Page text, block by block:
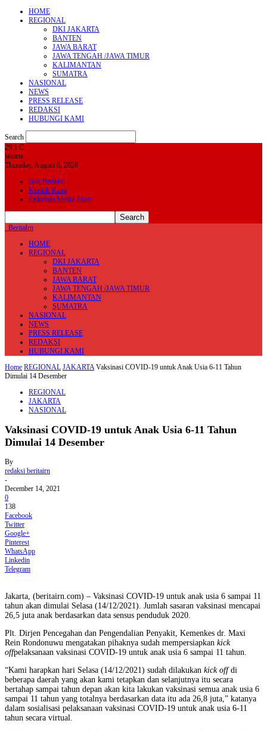
HOME
REGIONAL
DKI JAKARTA
BANTEN
JAWA BARAT
JAWA TENGAH /JAWA TIMUR
KALIMANTAN
SUMATRA
NASIONAL
NEWS
PRESS RELEASE
REDAKSI
HUBUNGI KAMI
Search
29.1 C
jakarta
Thursday, August 6, 2026
Box Redaksi
Kontak Kami
Pedoman Media Siber
BeritaIrn
HOME
REGIONAL
DKI JAKARTA
BANTEN
JAWA BARAT
JAWA TENGAH /JAWA TIMUR
KALIMANTAN
SUMATRA
NASIONAL
NEWS
PRESS RELEASE
REDAKSI
HUBUNGI KAMI
Home REGIONAL JAKARTA Vaksinasi COVID-19 untuk Anak Usia 6-11 Tahun
Dimulai 14 Desember
REGIONAL
JAKARTA
NASIONAL
Vaksinasi COVID-19 untuk Anak Usia 6-11 Tahun
Dimulai 14 Desember
By
redaksi beritairn
-
December 14, 2021
0
138
Facebook
Twitter
Google+
Pinterest
WhatsApp
Linkedin
Telegram
Jakarta, (beritairn.com) – Vaksinasi COVID-19 untuk anak usia 6 sampai 11
tahun akan dimulai Selasa (14/12/2021). Jumlah sasaran vaksinasi mencapai
26,5 juta anak berdasarkan data sensus penduduk 2020.
Plt. Dirjen Pencegahan dan Pengendalian Penyakit, Kemenkes dr. Maxi
Rein Rondonuwu mengatakan pihaknya sudah mempersiapkan kick
offpelaksanaan vaksinasi COVID-19 untuk anak usia 6 sampai 11 tahun.
“Kami harapkan hari Selasa (14/12/2021) sudah dilakukan kick offdi
beberapa daerah yang akan kami tetapkan dan selanjutnya itu secara
bertahap sampai tahun depan akan kita lakukan vaksinasi semua anak usia 6
sampai 11 tahun yang totalnya berdasarkan data itu ada 26,8 juta,” katanya
dalam sosialisasi pelaksanaan vaksinasi COVID-19 untuk anak usia 6-11
tahun secara virtual.